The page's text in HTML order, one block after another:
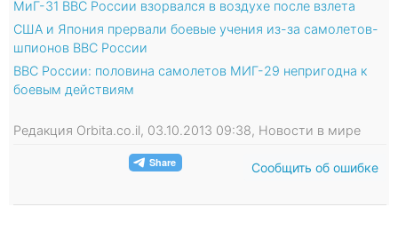
МиГ-31 ВВС России взорвался в воздухе после взлета
США и Япония прервали боевые учения из-за самолетов-
шпионов ВВС России
ВВС России: половина самолетов МИГ-29 непригодна к
боевым действиям
Редакция Orbita.co.il, 03.10.2013 09:38, Новости в мире
Сообщить об ошибке